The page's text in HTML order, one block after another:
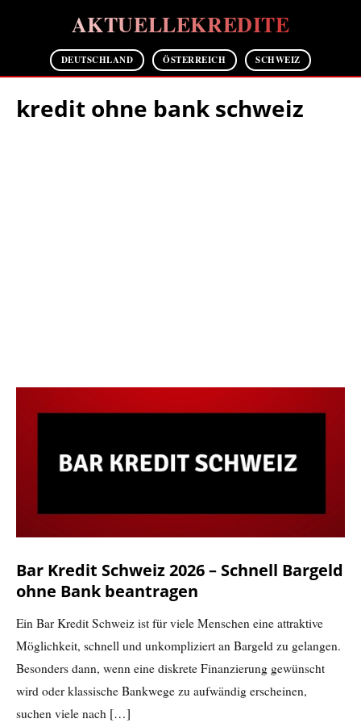
AKTUELLEKREDITE
DEUTSCHLAND ÖSTERREICH SCHWEIZ
kredit ohne bank schweiz
Bar Kredit Schweiz 2026 – Schnell Bargeld
ohne Bank beantragen
Ein Bar Kredit Schweiz ist für viele Menschen eine attraktive
Möglichkeit, schnell und unkompliziert an Bargeld zu gelangen.
Besonders dann, wenn eine diskrete Finanzierung gewünscht
wird oder klassische Bankwege zu aufwändig erscheinen,
suchen viele nach […]